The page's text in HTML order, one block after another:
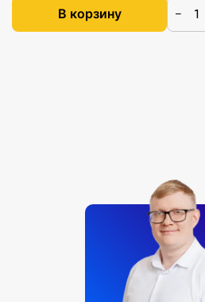
В корзину −